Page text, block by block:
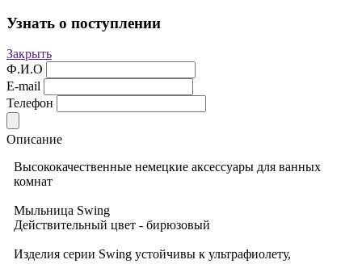
Узнать о поступлении
Закрыть
Ф.И.О
E-mail
Телефон
Описание
Высококачественные немецкие аксессуары для ванных
комнат
Мыльница Swing
Действительный цвет - бирюзовый
Изделия серии Swing устойчивы к ультрафиолету,